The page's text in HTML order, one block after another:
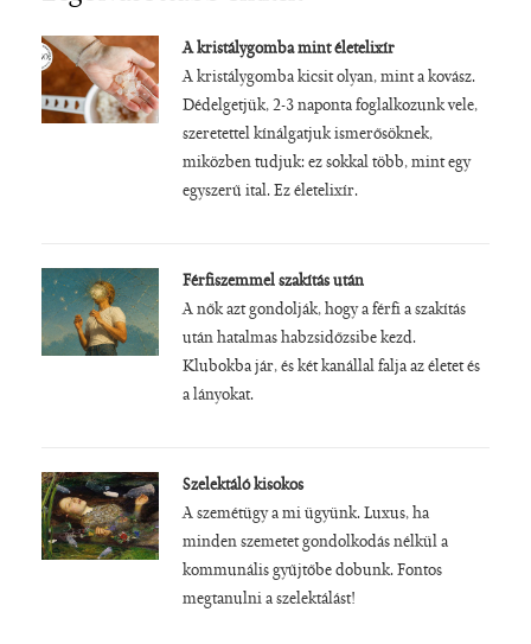
A kristálygomba mint életelixír
A kristálygomba kicsit olyan, mint a kovász.
Dédelgetjük, 2-3 naponta foglalkozunk vele,
szeretettel kínálgatjuk ismerősöknek,
miközben tudjuk: ez sokkal több, mint egy
egyszerű ital. Ez életelixír.
Férfiszemmel szakítás után
A nők azt gondolják, hogy a férfi a szakítás
után hatalmas habzsidőzsibe kezd.
Klubokba jár, és két kanállal falja az életet és
a lányokat.
Szelektáló kisokos
A szemétügy a mi ügyünk. Luxus, ha
minden szemetet gondolkodás nélkül a
kommunális gyűjtőbe dobunk. Fontos
megtanulni a szelektálást!